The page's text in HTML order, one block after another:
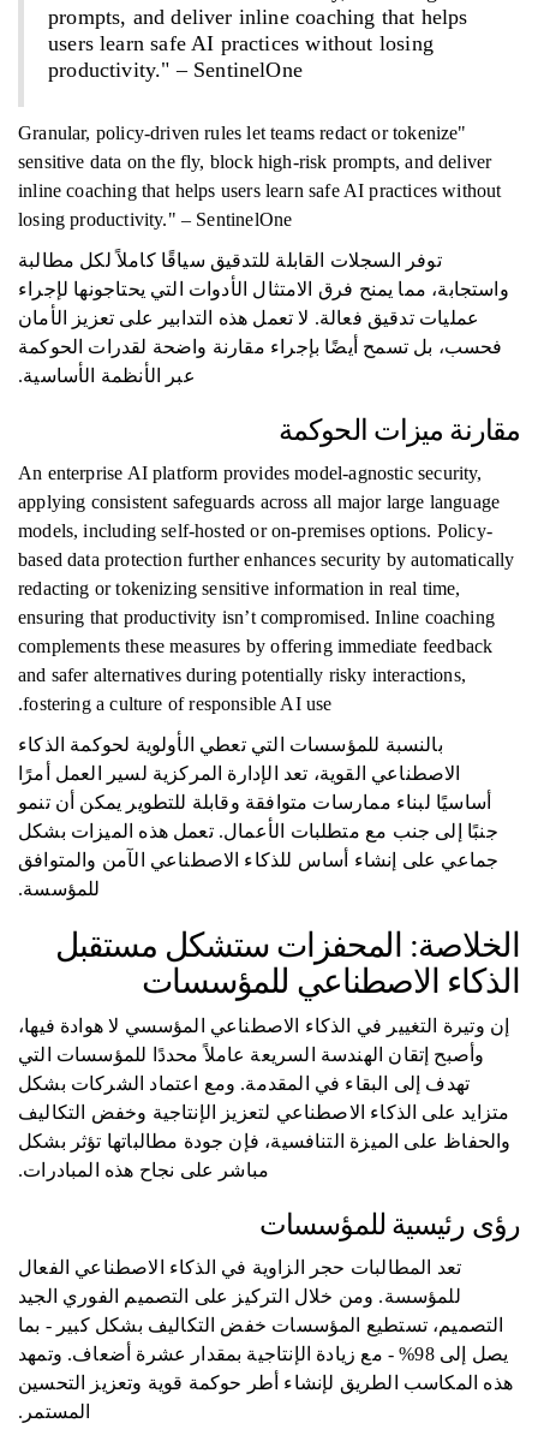
prompts, and deliver inline coaching that helps
users learn safe AI practices without losing
productivity." – SentinelOne
"Granular, policy-driven rules let teams redact or tokenize
sensitive data on the fly, block high-risk prompts, and deliver
inline coaching that helps users learn safe AI practices without
losing productivity." – SentinelOne
توفر السجلات القابلة للتدقيق سياقًا كاملاً لكل مطالبة
واستجابة، مما يمنح فرق الامتثال الأدوات التي يحتاجونها لإجراء
عمليات تدقيق فعالة. لا تعمل هذه التدابير على تعزيز الأمان
فحسب، بل تسمح أيضًا بإجراء مقارنة واضحة لقدرات الحوكمة
عبر الأنظمة الأساسية.
مقارنة ميزات الحوكمة
An enterprise AI platform provides model-agnostic security,
applying consistent safeguards across all major large language
models, including self-hosted or on-premises options. Policy-
based data protection further enhances security by automatically
redacting or tokenizing sensitive information in real time,
ensuring that productivity isn’t compromised. Inline coaching
complements these measures by offering immediate feedback
and safer alternatives during potentially risky interactions,
fostering a culture of responsible AI use.
بالنسبة للمؤسسات التي تعطي الأولوية لحوكمة الذكاء
الاصطناعي القوية، تعد الإدارة المركزية لسير العمل أمرًا
أساسيًا لبناء ممارسات متوافقة وقابلة للتطوير يمكن أن تنمو
جنبًا إلى جنب مع متطلبات الأعمال. تعمل هذه الميزات بشكل
جماعي على إنشاء أساس للذكاء الاصطناعي الآمن والمتوافق
للمؤسسة.
الخلاصة: المحفزات ستشكل مستقبل
الذكاء الاصطناعي للمؤسسات
إن وتيرة التغيير في الذكاء الاصطناعي المؤسسي لا هوادة فيها،
وأصبح إتقان الهندسة السريعة عاملاً محددًا للمؤسسات التي
تهدف إلى البقاء في المقدمة. ومع اعتماد الشركات بشكل
متزايد على الذكاء الاصطناعي لتعزيز الإنتاجية وخفض التكاليف
والحفاظ على الميزة التنافسية، فإن جودة مطالباتها تؤثر بشكل
مباشر على نجاح هذه المبادرات.
رؤى رئيسية للمؤسسات
تعد المطالبات حجر الزاوية في الذكاء الاصطناعي الفعال
للمؤسسة. ومن خلال التركيز على التصميم الفوري الجيد
التصميم، تستطيع المؤسسات خفض التكاليف بشكل كبير - بما
يصل إلى 98% - مع زيادة الإنتاجية بمقدار عشرة أضعاف. وتمهد
هذه المكاسب الطريق لإنشاء أطر حوكمة قوية وتعزيز التحسين
المستمر.